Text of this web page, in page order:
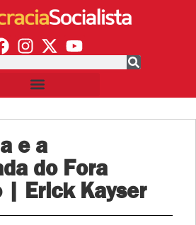
e a
do Fora
| Erick Kayser